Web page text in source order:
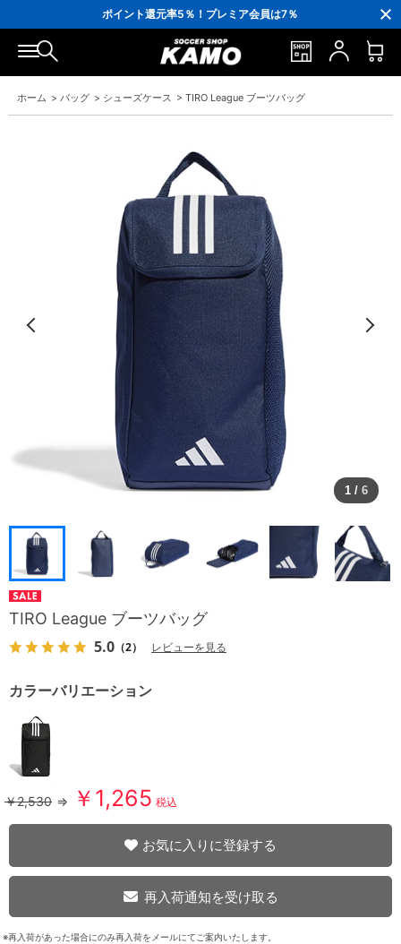
ポイント還元率5％！プレミア会員は7％
会員の方にはお誕生月に「10％OFFクーポン」プレゼント！
16,000円(税込)以上でシューズケースプレゼント！
3,300円(税込)以上で送料無料！
ホーム > バッグ > シューズケース > TIRO League ブーツバッグ
1 / 6
TIRO League ブーツバッグ
5.0 （2） レビューを見る
カラーバリエーション
￥2,530 ⇒ ￥1,265 税込
お気に入りに登録する
再入荷通知を受け取る
※再入荷があった場合にのみ再入荷をメールにてご案内いたします。